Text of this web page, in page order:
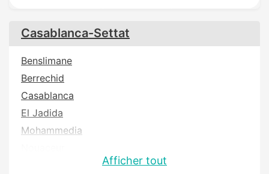
Casablanca-Settat
Benslimane
Berrechid
Casablanca
El Jadida
Mohammedia
Afficher tout